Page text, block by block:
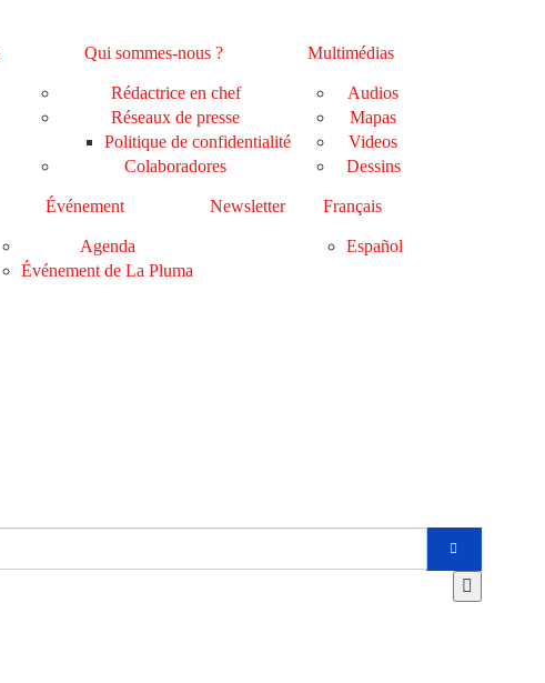
Qui sommes-nous ?
Rédactrice en chef
Réseaux de presse
Politique de confidentialité
Colaboradores
Multimédias
Audios
Mapas
Videos
Dessins
Événement
Agenda
Événement de La Pluma
Newsletter Français
Español